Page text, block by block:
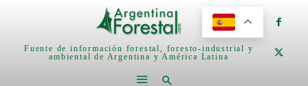
Fuente de información forestal, foresto-industrial y
ambiental de Argentina y América Latina